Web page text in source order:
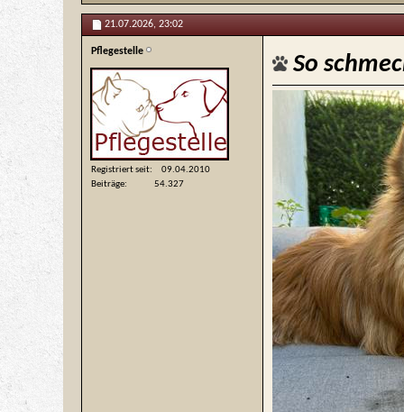
21.07.2026, 23:02
Pflegestelle
Registriert seit
09.04.2010
Beiträge
54.327
So